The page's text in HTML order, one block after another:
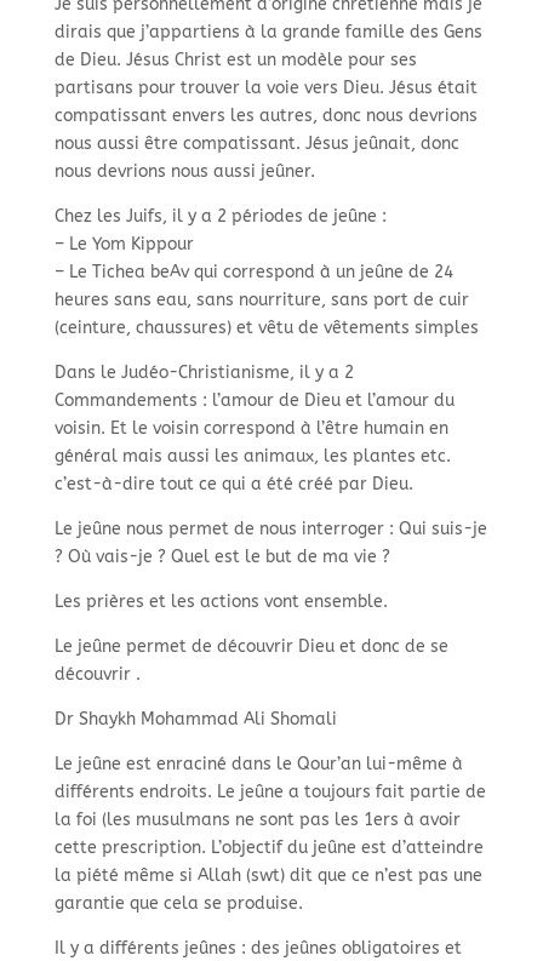
Je suis personnellement d’origine chrétienne mais je
dirais que j’appartiens à la grande famille des Gens
de Dieu. Jésus Christ est un modèle pour ses
partisans pour trouver la voie vers Dieu. Jésus était
compatissant envers les autres, donc nous devrions
nous aussi être compatissant. Jésus jeûnait, donc
nous devrions nous aussi jeûner.
Chez les Juifs, il y a 2 périodes de jeûne :
– Le Yom Kippour
– Le Tichea beAv qui correspond à un jeûne de 24
heures sans eau, sans nourriture, sans port de cuir
(ceinture, chaussures) et vêtu de vêtements simples
Dans le Judéo-Christianisme, il y a 2
Commandements : l’amour de Dieu et l’amour du
voisin. Et le voisin correspond à l’être humain en
général mais aussi les animaux, les plantes etc.
c’est-à-dire tout ce qui a été créé par Dieu.
Le jeûne nous permet de nous interroger : Qui suis-je
? Où vais-je ? Quel est le but de ma vie ?
Les prières et les actions vont ensemble.
Le jeûne permet de découvrir Dieu et donc de se
découvrir .
Dr Shaykh Mohammad Ali Shomali
Le jeûne est enraciné dans le Qour’an lui-même à
différents endroits. Le jeûne a toujours fait partie de
la foi (les musulmans ne sont pas les 1ers à avoir
cette prescription. L’objectif du jeûne est d’atteindre
la piété même si Allah (swt) dit que ce n’est pas une
garantie que cela se produise.
Il y a différents jeûnes : des jeûnes obligatoires et